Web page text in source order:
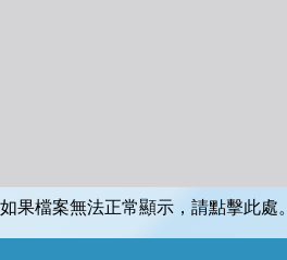
如果檔案無法正常顯示，請點擊此處。